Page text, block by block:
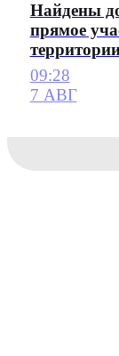
Найдены
прямое
09:28
7 АВГ